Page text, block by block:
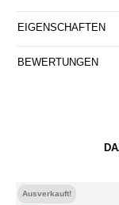
EIGENSCHAFTEN
BEWERTUNGEN
Ausverkauft!